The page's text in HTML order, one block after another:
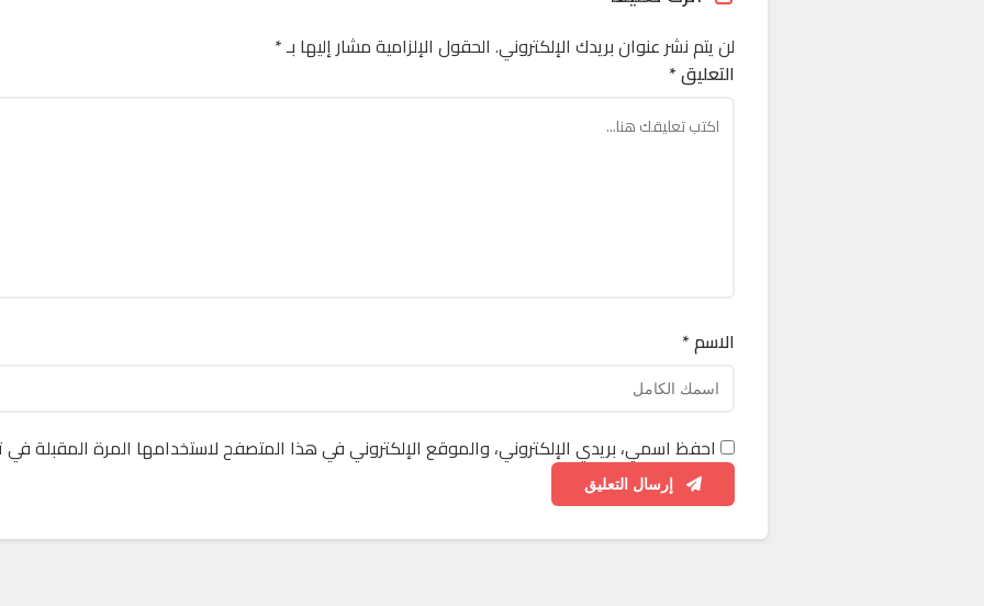
لن يتم نشر عنوان بريدك الإلكتروني. الحقول الإلزامية مشار إليها بـ*
التعليق *
الاسم *
احفظ اسمي، بريدي الإلكتروني، والموقع الإلكتروني في هذا المتصفح لاستخدامها المرة المقبلة